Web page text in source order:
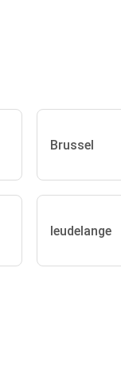
Brussel
leudelange